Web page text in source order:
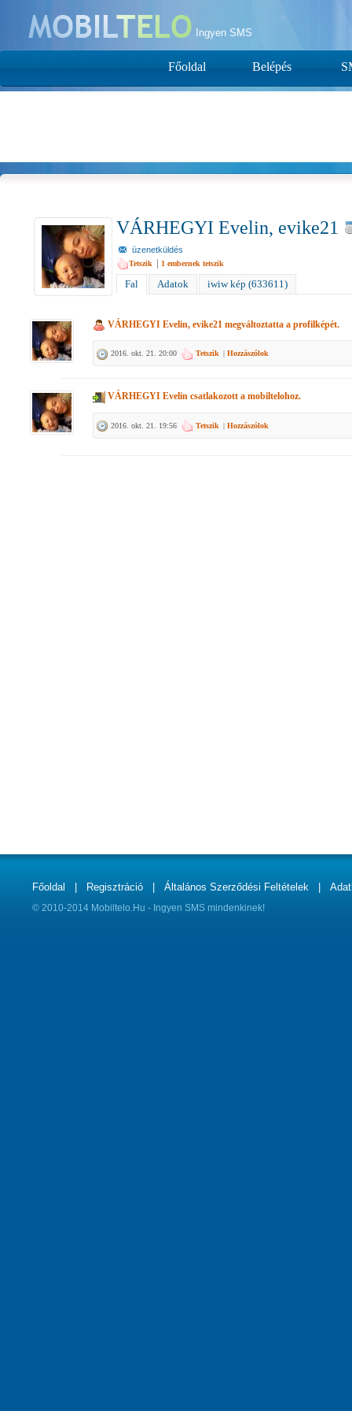
Ingyen SMS
VÁRHEGYI Evelin, evike21
üzenetküldés
Tetszik | 1 embernek tetszik
Fal Adatok iwiw kép (633611)
VÁRHEGYI Evelin, evike21 megváltoztatta a profilképét.
2016. okt. 21. 20:00 Tetszik | Hozzászólok
VÁRHEGYI Evelin csatlakozott a mobiltelohoz.
2016. okt. 21. 19:56 Tetszik | Hozzászólok
Főoldal Regisztráció Általános Szerződési Feltételek
© 2010-2014 Mobiltelo.Hu - Ingyen SMS mindenkinek!
Főoldal Belépés